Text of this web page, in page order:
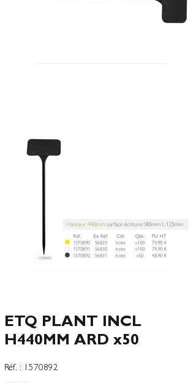
ETQ PLANT INCL
H440MM ARD x50
Réf. :
SKU
1570892
1570892